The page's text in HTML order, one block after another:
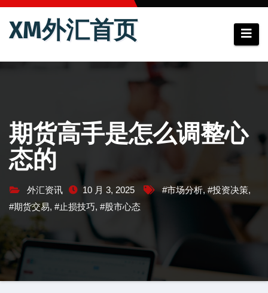
跳
XM外汇首页
期货高手是怎么调整心
态的
外汇资讯 10 月 3, 2025 #市场分析, #投资决策,
#期货交易, #止损技巧, #股市心态